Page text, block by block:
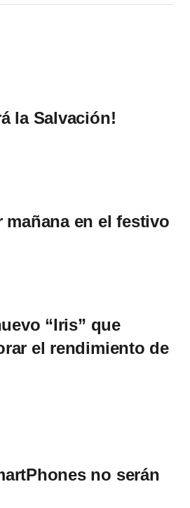
la Salvación!
mañana en el festivo
“Iris” que
el rendimiento de
no serán